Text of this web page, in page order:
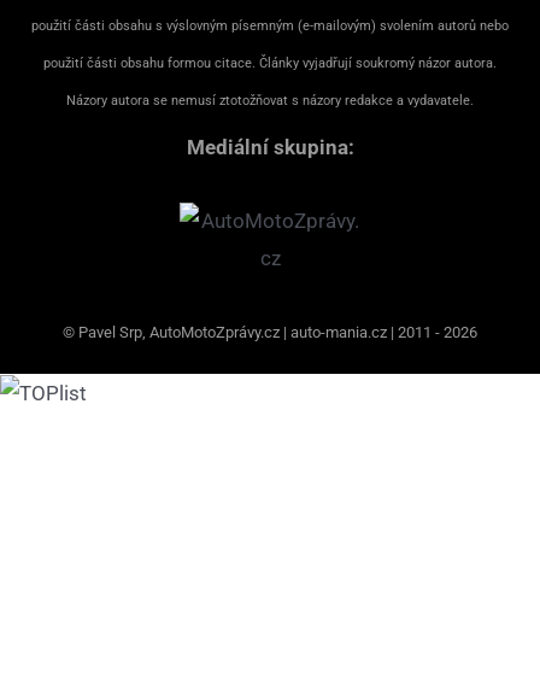
použití části obsahu s výslovným písemným (e-mailovým) svolením autorů nebo
použití části obsahu formou citace. Články vyjadřují soukromý názor autora.
Názory autora se nemusí ztotožňovat s názory redakce a vydavatele.
Mediální skupina:
© Pavel Srp, AutoMotoZprávy.cz | auto-mania.cz | 2011 - 2026